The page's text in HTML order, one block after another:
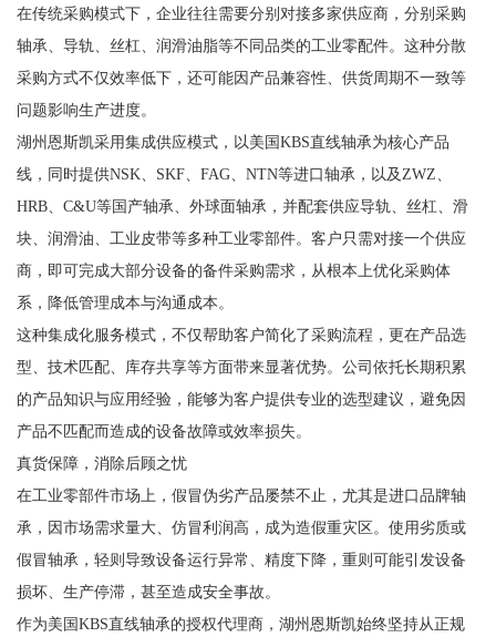
在传统采购模式下，企业往往需要分别对接多家供应商，分别采购
轴承、导轨、丝杠、润滑油脂等不同品类的工业零配件。这种分散
采购方式不仅效率低下，还可能因产品兼容性、供货周期不一致等
问题影响生产进度。
湖州恩斯凯采用集成供应模式，以美国KBS直线轴承为核心产品
线，同时提供NSK、SKF、FAG、NTN等进口轴承，以及ZWZ、
HRB、C&U等国产轴承、外球面轴承，并配套供应导轨、丝杠、滑
块、润滑油、工业皮带等多种工业零部件。客户只需对接一个供应
商，即可完成大部分设备的备件采购需求，从根本上优化采购体
系，降低管理成本与沟通成本。
这种集成化服务模式，不仅帮助客户简化了采购流程，更在产品选
型、技术匹配、库存共享等方面带来显著优势。公司依托长期积累
的产品知识与应用经验，能够为客户提供专业的选型建议，避免因
产品不匹配而造成的设备故障或效率损失。
真货保障，消除后顾之忧
在工业零部件市场上，假冒伪劣产品屡禁不止，尤其是进口品牌轴
承，因市场需求量大、仿冒利润高，成为造假重灾区。使用劣质或
假冒轴承，轻则导致设备运行异常、精度下降，重则可能引发设备
损坏、生产停滞，甚至造成安全事故。
作为美国KBS直线轴承的授权代理商，湖州恩斯凯始终坚持从正规